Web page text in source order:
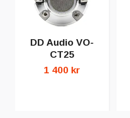
DD Audio VO-
CT25
1 400 kr